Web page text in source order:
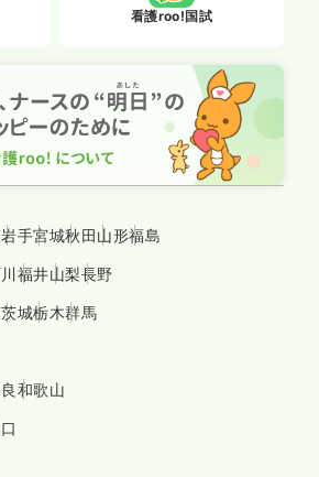
看護roo!国試
岩手宮城秋田山形福島
福井山梨長野
茨城栃木群馬
和歌山